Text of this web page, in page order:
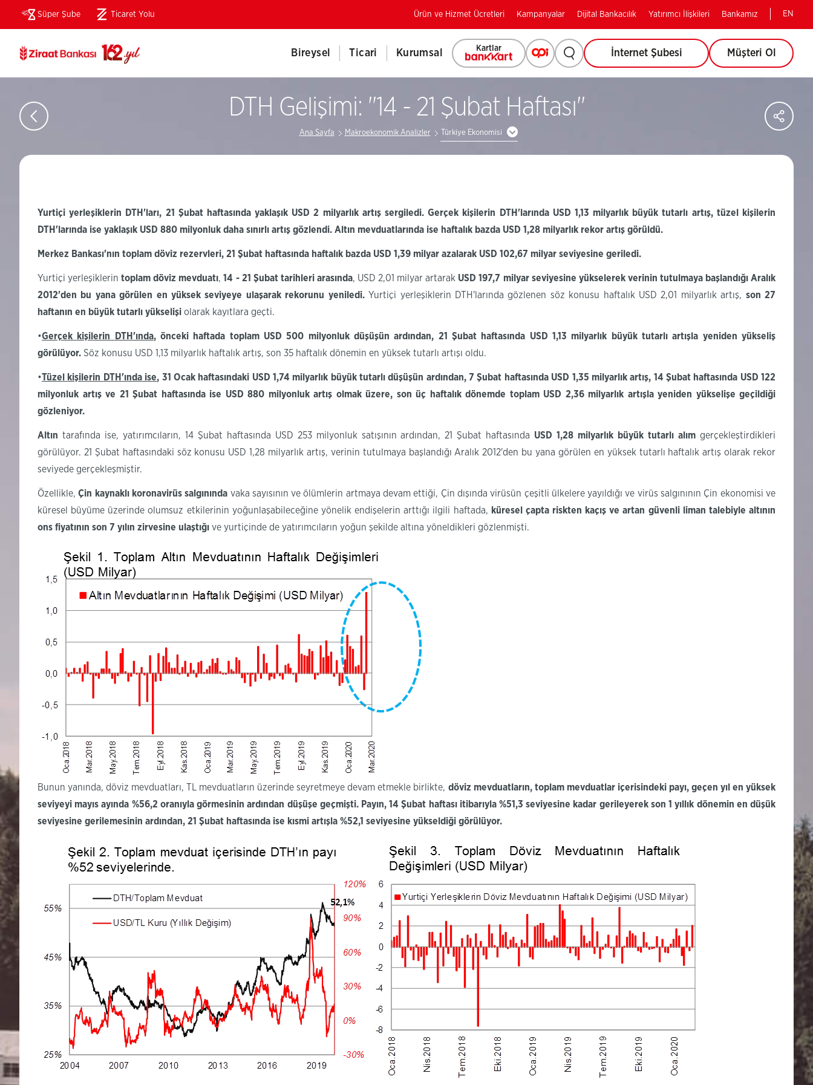
Süper Şube Ticaret Yolu
(Bu
sayfa
pencerede
açılacaktır)
Ürün ve Hizmet Ücretleri Kampanyalar Dijital Bankacılık Yatırımcı İlişkileri Bankamız EN
Bireysel Ticari Kurumsal Kartlar Opi
(Bu
sayfa
yeni
Arama
yapmak
için
İnternet Şubesi Müşteri Ol
(Bu
açılacaktır)
DTH Gelişimi: ''14 - 21 Şubat Haftası''
Ana Sayfa Makroekonomik Analizler Türkiye Ekonomisi
Yurtiçi yerleşiklerin DTH'ları, 21 Şubat haftasında yaklaşık USD 2 milyarlık artış sergiledi.Gerçek kişilerin DTH'larındaUSD 1,13 milyarlık büyük tutarlı artış, tüzel kişilerin
DTH'larında ise yaklaşık USD 880 milyonluk daha sınırlı artış gözlendi. Altın mevduatlarında ise haftalık bazda USD 1,28 milyarlık rekor artış görüldü.
Merkez Bankası'nın toplam döviz rezervleri, 21 Şubat haftasında haftalık bazda USD 1,39 milyar azalarak USD 102,67 milyar seviyesine geriledi.
Yurtiçi yerleşiklerintoplam döviz mevduatı,14 - 21 Şubat tarihleri arasında, USD 2,01 milyar artarak USD 197,7 milyar seviyesine yükselerek verinin tutulmaya başlandığı Aralık
2012'den bu yana görülen en yüksek seviyeye ulaşarak rekorunu yeniledi. Yurtiçi yerleşiklerin DTH'larında gözlenen söz konusu haftalık USD 2,01 milyarlık artış, son 27
haftanın en büyük tutarlı yükselişi olarak kayıtlara geçti.
•Gerçek kişilerin DTH'ında, önceki haftada toplam USD 500 milyonluk düşüşün ardından, 21 Şubat haftasında USD 1,13 milyarlık büyük tutarlı artışla yeniden yükseliş
görülüyor. Söz konusu USD 1,13 milyarlık haftalık artış, son 35 haftalık dönemin en yüksek tutarlı artışı oldu.
•Tüzel kişilerin DTH'ındaise, 31 Ocak haftasındaki USD 1,74 milyarlık büyük tutarlı düşüşün ardından,7 Şubat haftasında USD 1,35 milyarlık artış, 14 Şubat haftasında USD 122
milyonluk artış ve 21 Şubat haftasında ise USD 880 milyonluk artış olmak üzere, son üç haftalık dönemde toplam USD 2,36 milyarlık artışla yeniden yükselişe geçildiği
gözleniyor.
Altın tarafında ise, yatırımcıların, 14 Şubat haftasında USD 253 milyonluk satışının ardından, 21 Şubat haftasında USD 1,28 milyarlık büyük tutarlı alım gerçekleştirdikleri
görülüyor. 21 Şubat haftasındaki söz konusu USD 1,28 milyarlık artış, verinin tutulmaya başlandığı Aralık 2012'den bu yana görülen en yüksek tutarlı haftalık artış olarak rekor
seviyede gerçekleşmiştir.
Özellikle,Çin kaynaklı koronavirüssalgınında vaka sayısının ve ölümlerin artmaya devam ettiği, Çin dışında virüsün çeşitli ülkelere yayıldığı ve virüs salgınının Çin ekonomisi ve
küresel büyüme üzerinde olumsuz etkilerinin yoğunlaşabileceğine yönelik endişelerin arttığı ilgili haftada, küresel çapta riskten kaçış veartan güvenli liman talebiyle altının
ons fiyatının son 7 yılın zirvesine ulaştığı ve yurtiçinde de yatırımcıların yoğun şekilde altına yöneldikleri gözlenmişti.
Bunun yanında, döviz mevduatları, TL mevduatların üzerinde seyretmeye devam etmekle birlikte, döviz mevduatların, toplam mevduatlar içerisindeki payı, geçen yıl en yüksek
seviyeyi mayıs ayında %56,2 oranıyla görmesinin ardından düşüşe geçmişti. Payın, 14 Şubat haftası itibarıyla %51,3 seviyesine kadar gerileyerek son 1 yıllık dönemin en düşük
seviyesine gerilemesinin ardından, 21 Şubat haftasında ise kısmi artışla %52,1 seviyesine yükseldiği görülüyor.